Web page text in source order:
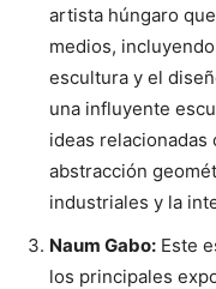
artista húngaro
medios,
escultura y el
una influyente
ideas
abstracción
industriales y la
Naum Gabo: Este
los principales